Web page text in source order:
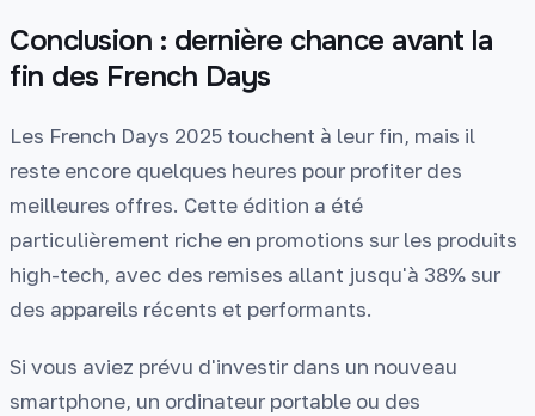
Conclusion : dernière chance avant la
fin des French Days
Les French Days 2025 touchent à leur fin, mais il
reste encore quelques heures pour profiter des
meilleures offres. Cette édition a été
particulièrement riche en promotions sur les produits
high-tech, avec des remises allant jusqu'à 38% sur
des appareils récents et performants.
Si vous aviez prévu d'investir dans un nouveau
smartphone, un ordinateur portable ou des